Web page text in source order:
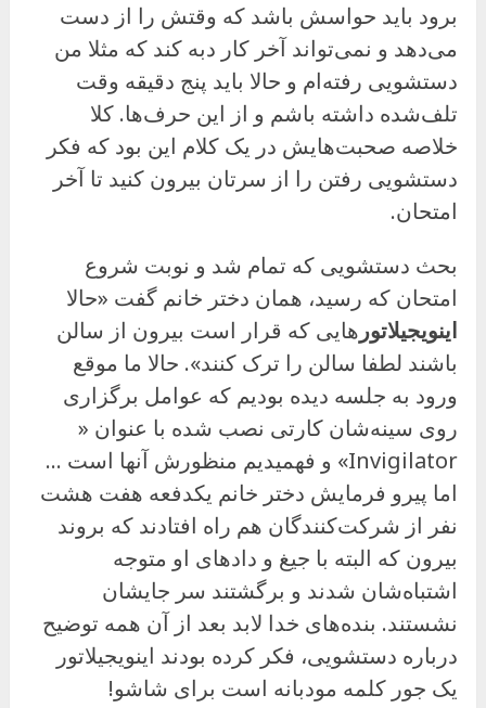
برود باید حواسش باشد که وقتش را از دست
می‌دهد و نمی‌تواند آخر کار دبه کند که مثلا من
دستشویی رفته‌ام و حالا باید پنج دقیقه وقت
تلف‌شده داشته باشم و از این حرف‌ها. کلا
خلاصه صحبت‌هایش در یک کلام این بود که فکر
دستشویی رفتن را از سرتان بیرون کنید تا آخر
امتحان.
بحث دستشویی که تمام شد و نوبت شروع
امتحان که رسید، همان دختر خانم گفت «حالا
اینویجیلاتور هایی که قرار است بیرون از سالن
باشند لطفا سالن را ترک کنند». حالا ما موقع
ورود به جلسه دیده بودیم که عوامل برگزاری
روی سینه‌شان کارتی نصب شده با عنوان «
Invigilator» و فهمیدیم منظورش آنها است …
اما پیرو فرمایش دختر خانم یکدفعه هفت هشت
نفر از شرکت‌کنندگان هم راه افتادند که بروند
بیرون که البته با جیغ و دادهای او متوجه
اشتباه‌شان شدند و برگشتند سر جایشان
نشستند. بنده‌های خدا لابد بعد از آن همه توضیح
درباره دستشویی، فکر کرده بودند اینویجیلاتور
یک جور کلمه مودبانه است برای شاشو!